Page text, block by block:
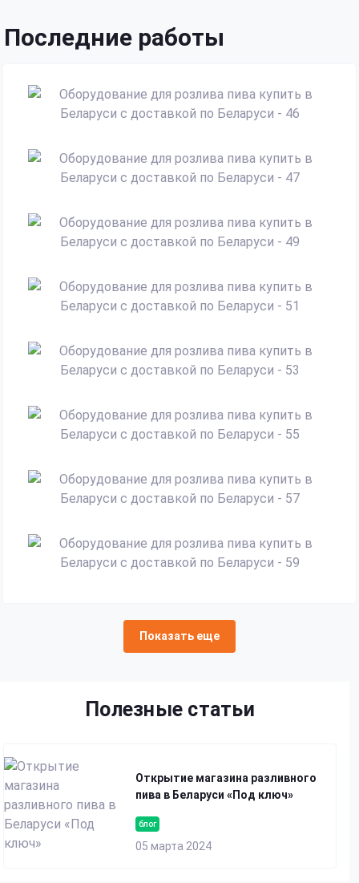
Последние работы
Показать еще
Полезные статьи
блог
05 марта 2024
Открытие магазина разливного
пива в Беларуси «Под ключ»